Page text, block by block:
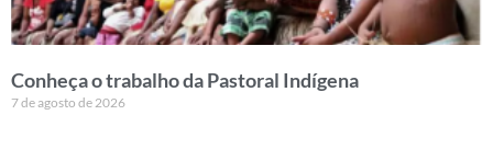
Conheça o trabalho da Pastoral Indígena
7 de agosto de 2026